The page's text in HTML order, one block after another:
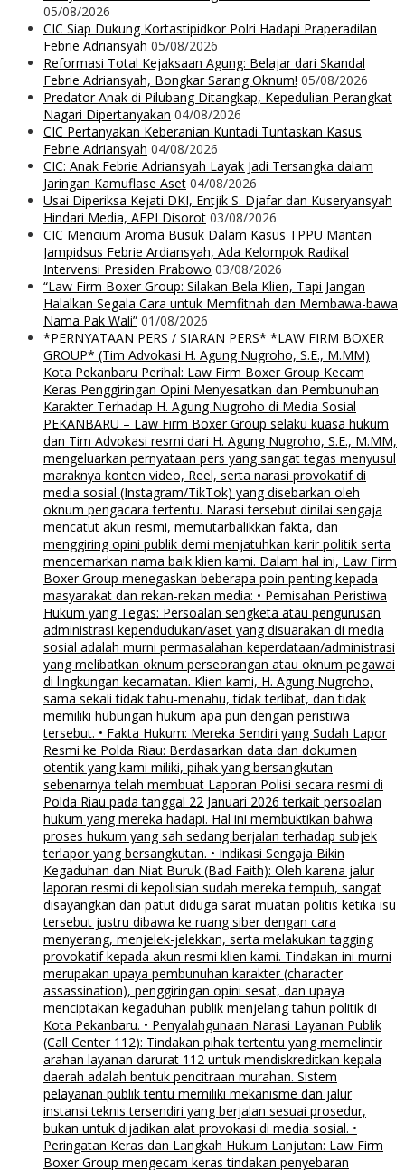
05/08/2026
CIC Siap Dukung Kortastipidkor Polri Hadapi Praperadilan
Febrie Adriansyah 05/08/2026
Reformasi Total Kejaksaan Agung: Belajar dari Skandal
Febrie Adriansyah, Bongkar Sarang Oknum! 05/08/2026
Predator Anak di Pilubang Ditangkap, Kepedulian Perangkat
Nagari Dipertanyakan 04/08/2026
CIC Pertanyakan Keberanian Kuntadi Tuntaskan Kasus
Febrie Adriansyah 04/08/2026
CIC: Anak Febrie Adriansyah Layak Jadi Tersangka dalam
Jaringan Kamuflase Aset 04/08/2026
Usai Diperiksa Kejati DKI, Entjik S. Djafar dan Kuseryansyah
Hindari Media, AFPI Disorot 03/08/2026
CIC Mencium Aroma Busuk Dalam Kasus TPPU Mantan
Jampidsus Febrie Ardiansyah, Ada Kelompok Radikal
Intervensi Presiden Prabowo 03/08/2026
“Law Firm Boxer Group: Silakan Bela Klien, Tapi Jangan
Halalkan Segala Cara untuk Memfitnah dan Membawa-bawa
Nama Pak Wali” 01/08/2026
*PERNYATAAN PERS / SIARAN PERS* *LAW FIRM BOXER
GROUP* (Tim Advokasi H. Agung Nugroho, S.E., M.MM)
Kota Pekanbaru Perihal: Law Firm Boxer Group Kecam
Keras Penggiringan Opini Menyesatkan dan Pembunuhan
Karakter Terhadap H. Agung Nugroho di Media Sosial
PEKANBARU – Law Firm Boxer Group selaku kuasa hukum
dan Tim Advokasi resmi dari H. Agung Nugroho, S.E., M.MM,
mengeluarkan pernyataan pers yang sangat tegas menyusul
maraknya konten video, Reel, serta narasi provokatif di
media sosial (Instagram/TikTok) yang disebarkan oleh
oknum pengacara tertentu. Narasi tersebut dinilai sengaja
mencatut akun resmi, memutarbalikkan fakta, dan
menggiring opini publik demi menjatuhkan karir politik serta
mencemarkan nama baik klien kami. Dalam hal ini, Law Firm
Boxer Group menegaskan beberapa poin penting kepada
masyarakat dan rekan-rekan media: • Pemisahan Peristiwa
Hukum yang Tegas: Persoalan sengketa atau pengurusan
administrasi kependudukan/aset yang disuarakan di media
sosial adalah murni permasalahan keperdataan/administrasi
yang melibatkan oknum perseorangan atau oknum pegawai
di lingkungan kecamatan. Klien kami, H. Agung Nugroho,
sama sekali tidak tahu-menahu, tidak terlibat, dan tidak
memiliki hubungan hukum apa pun dengan peristiwa
tersebut. • Fakta Hukum: Mereka Sendiri yang Sudah Lapor
Resmi ke Polda Riau: Berdasarkan data dan dokumen
otentik yang kami miliki, pihak yang bersangkutan
sebenarnya telah membuat Laporan Polisi secara resmi di
Polda Riau pada tanggal 22 Januari 2026 terkait persoalan
hukum yang mereka hadapi. Hal ini membuktikan bahwa
proses hukum yang sah sedang berjalan terhadap subjek
terlapor yang bersangkutan. • Indikasi Sengaja Bikin
Kegaduhan dan Niat Buruk (Bad Faith): Oleh karena jalur
laporan resmi di kepolisian sudah mereka tempuh, sangat
disayangkan dan patut diduga sarat muatan politis ketika isu
tersebut justru dibawa ke ruang siber dengan cara
menyerang, menjelek-jelekkan, serta melakukan tagging
provokatif kepada akun resmi klien kami. Tindakan ini murni
merupakan upaya pembunuhan karakter (character
assassination), penggiringan opini sesat, dan upaya
menciptakan kegaduhan publik menjelang tahun politik di
Kota Pekanbaru. • Penyalahgunaan Narasi Layanan Publik
(Call Center 112): Tindakan pihak tertentu yang memelintir
arahan layanan darurat 112 untuk mendiskreditkan kepala
daerah adalah bentuk pencitraan murahan. Sistem
pelayanan publik tentu memiliki mekanisme dan jalur
instansi teknis tersendiri yang berjalan sesuai prosedur,
bukan untuk dijadikan alat provokasi di media sosial. •
Peringatan Keras dan Langkah Hukum Lanjutan: Law Firm
Boxer Group mengecam keras tindakan penyebaran